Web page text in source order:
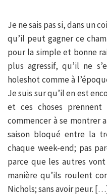
Je ne sais pas si, dans un
qu’il peut gagner ce
pour la simple et bonne
plus agressif, qu’il ne
holeshot comme à
Je suis sur qu’il en est
et ces choses
commencer à se montrer
saison bloqué entre la
chaque week-end; pas
parce que les autres
manière qu’ils roulent
Nichols; sans avoir peur.